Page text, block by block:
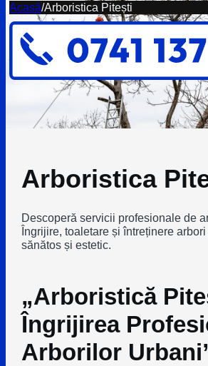
Acasă/Arboristica Pitești
Arboristica
Descoperă servicii profesionale de
Îngrijire, toaletare și întreținere
sănătos și estetic.
„Arboristică
Îngrijirea
Arborilor